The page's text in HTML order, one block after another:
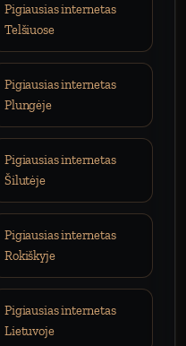
Pigiausias internetas
Telšiuose
Pigiausias internetas
Plungėje
Pigiausias internetas
Šilutėje
Pigiausias internetas
Rokiškyje
Pigiausias internetas
Lietuvoje